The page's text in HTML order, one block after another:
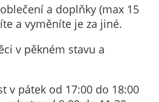
a doplňky (max 15
a vyměníte je za jiné.
v pěkném stavu a
v pátek od 17:00 do 18:00
cookies
Analytické
umožňují
našeho webu